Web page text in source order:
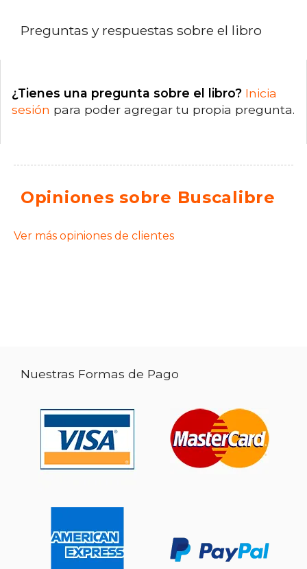
Preguntas y respuestas sobre el libro
¿Tienes una pregunta sobre el libro? Inicia
sesión para poder agregar tu propia pregunta.
Opiniones sobre Buscalibre
Ver más opiniones de clientes
Nuestras Formas de Pago